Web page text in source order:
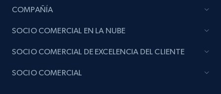
COMPAÑÍA
SOCIO COMERCIAL EN LA NUBE
SOCIO COMERCIAL DE EXCELENCIA DEL CLIENTE
SOCIO COMERCIAL